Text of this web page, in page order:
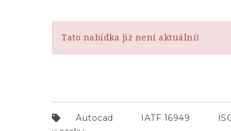
Tato nabídka již není aktuální!
Autocad IATF 16949